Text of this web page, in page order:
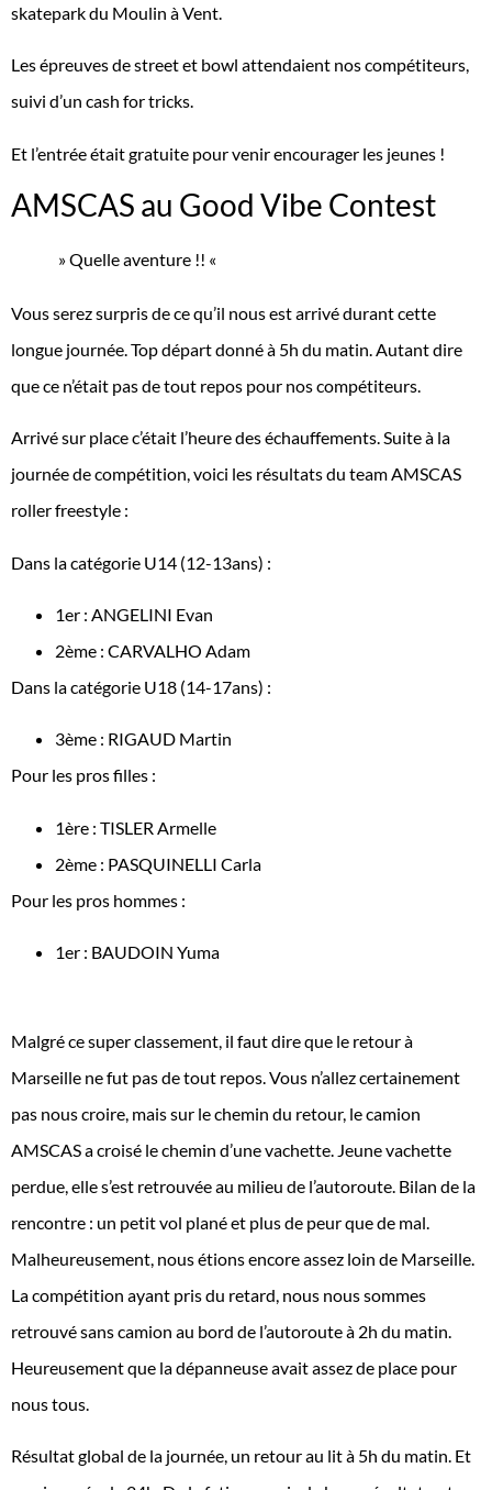
skatepark du Moulin à Vent.
Les épreuves de street et bowl attendaient nos compétiteurs,
suivi d’un cash for tricks.
Et l’entrée était gratuite pour venir encourager les jeunes !
AMSCAS au Good Vibe Contest
» Quelle aventure !! «
Vous serez surpris de ce qu’il nous est arrivé durant cette
longue journée. Top départ donné à 5h du matin. Autant dire
que ce n’était pas de tout repos pour nos compétiteurs.
Arrivé sur place c’était l’heure des échauffements. Suite à la
journée de compétition, voici les résultats du team AMSCAS
roller freestyle :
Dans la catégorie U14 (12-13ans) :
1er : ANGELINI Evan
2ème : CARVALHO Adam
Dans la catégorie U18 (14-17ans) :
3ème : RIGAUD Martin
Pour les pros filles :
1ère : TISLER Armelle
2ème : PASQUINELLI Carla
Pour les pros hommes :
1er : BAUDOIN Yuma
Malgré ce super classement, il faut dire que le retour à
Marseille ne fut pas de tout repos. Vous n’allez certainement
pas nous croire, mais sur le chemin du retour, le camion
AMSCAS a croisé le chemin d’une vachette. Jeune vachette
perdue, elle s’est retrouvée au milieu de l’autoroute. Bilan de la
rencontre : un petit vol plané et plus de peur que de mal.
Malheureusement, nous étions encore assez loin de Marseille.
La compétition ayant pris du retard, nous nous sommes
retrouvé sans camion au bord de l’autoroute à 2h du matin.
Heureusement que la dépanneuse avait assez de place pour
nous tous.
Résultat global de la journée, un retour au lit à 5h du matin. Et